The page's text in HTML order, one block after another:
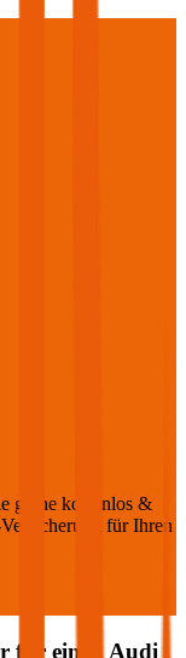
gerne kostenlos &
für Ihren
für einen Audi